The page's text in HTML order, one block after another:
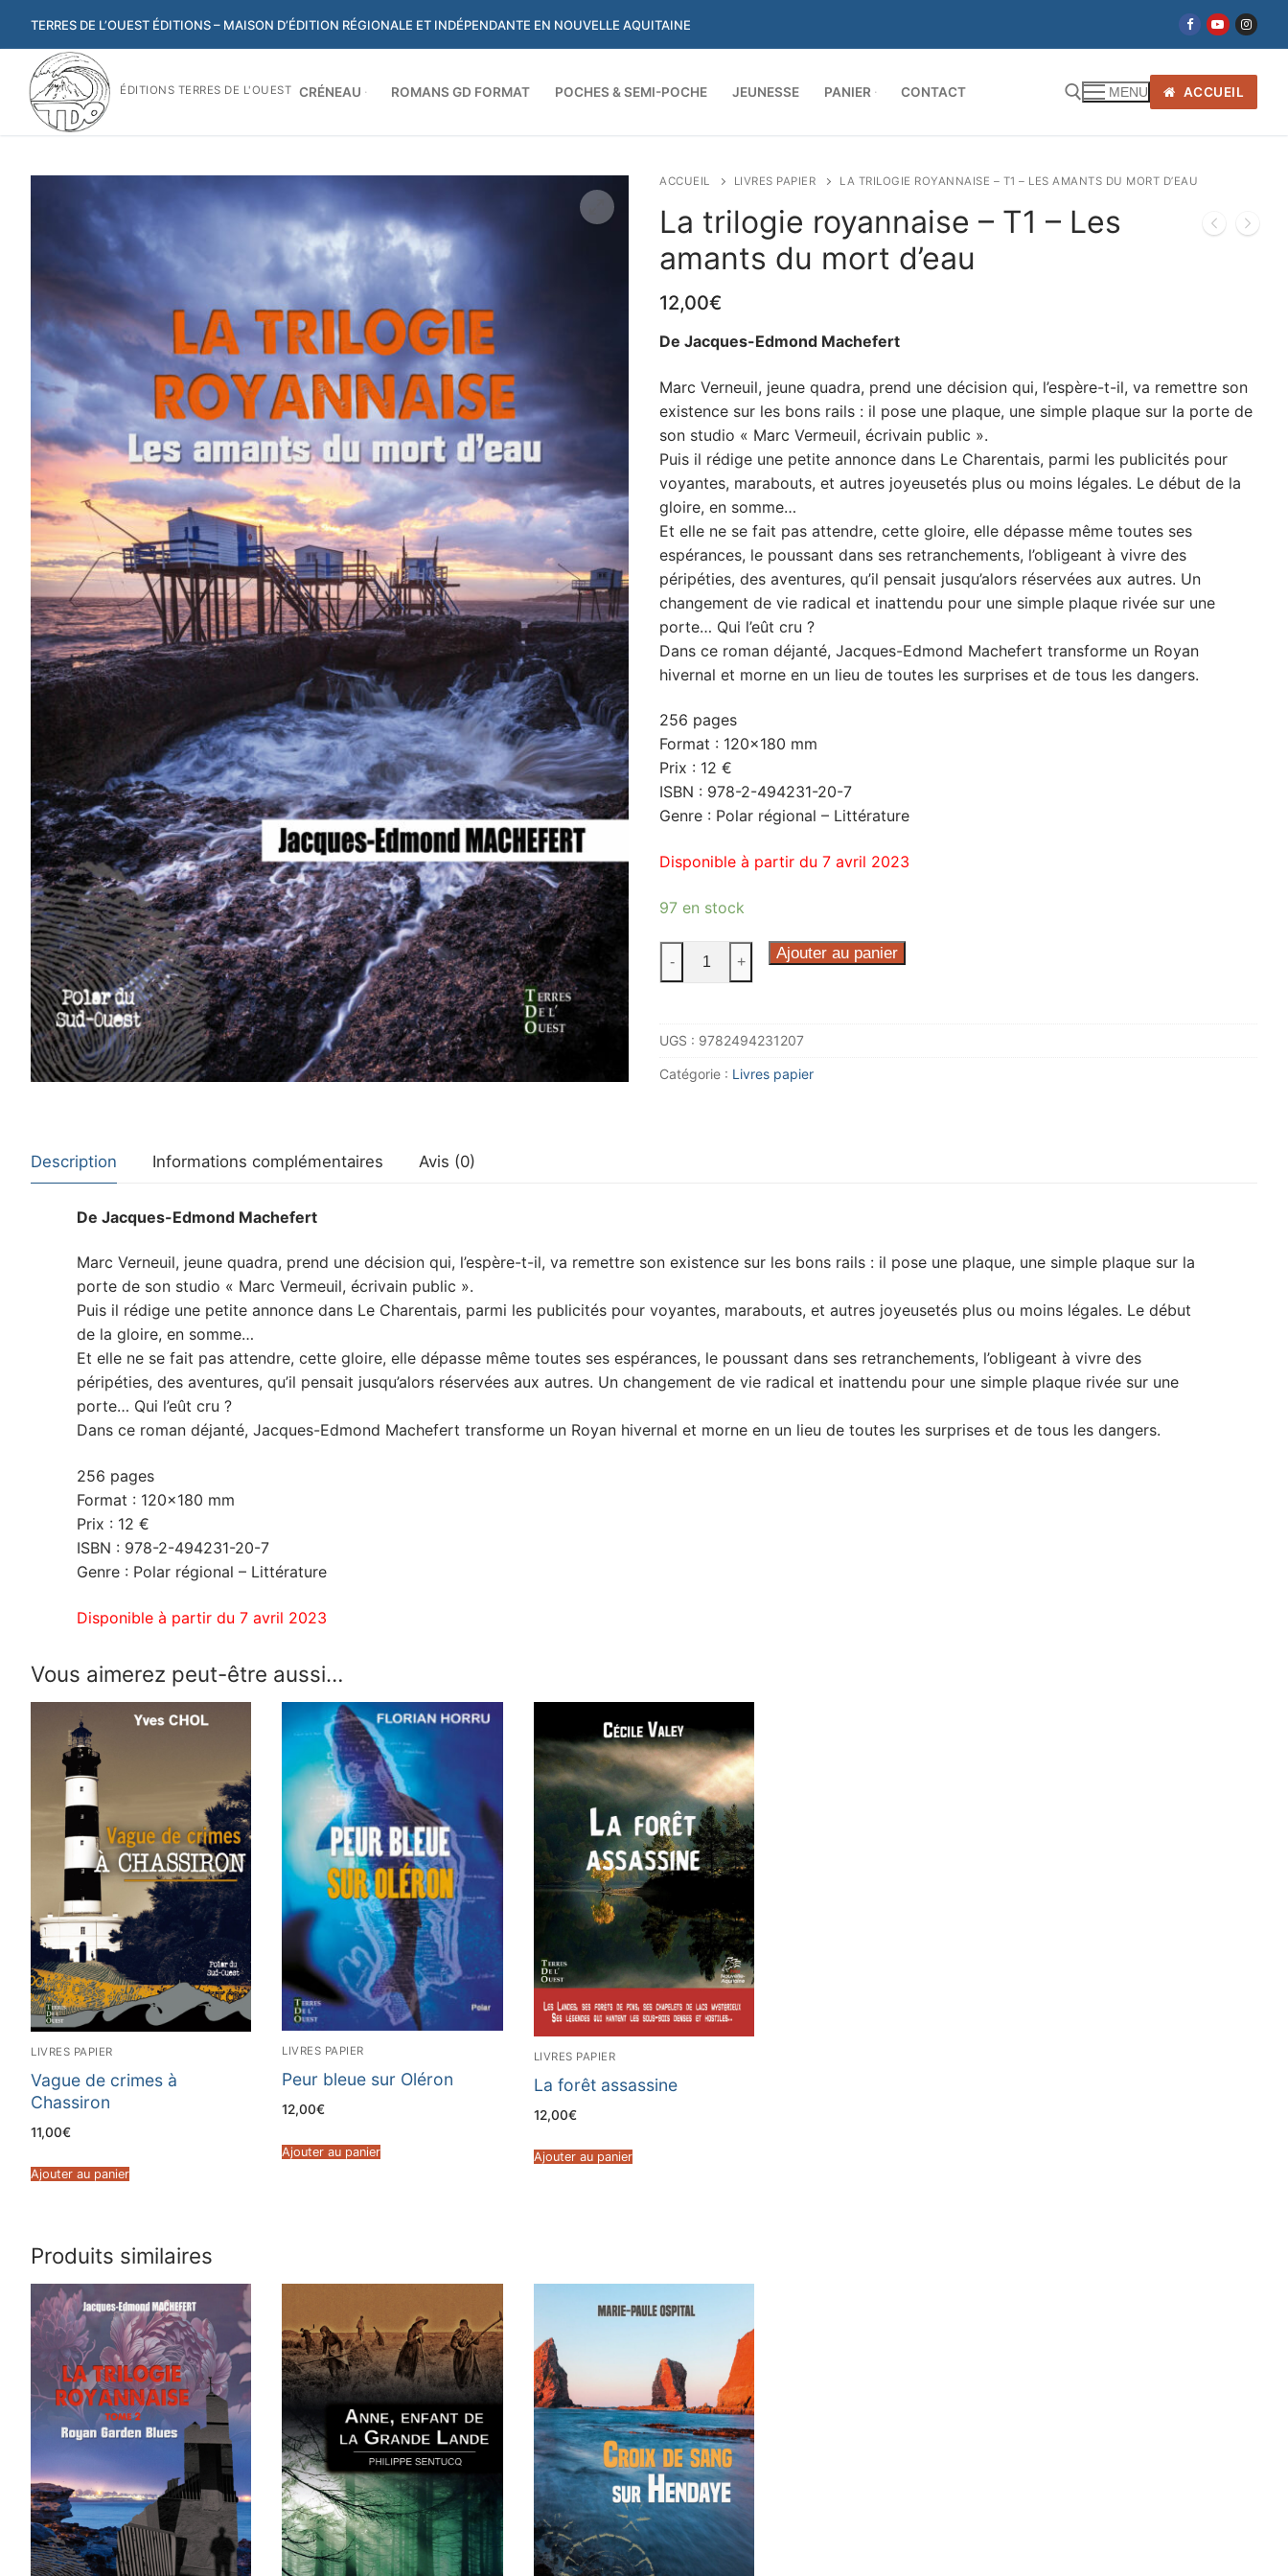
contenu
TERRES DE L’OUEST ÉDITIONS – MAISON D’ÉDITION RÉGIONALE ET INDÉPENDANTE EN NOUVELLE AQUITAINE
ÉDITIONS TERRES DE L'OUEST CRÉNEAU ROMANS GD FORMAT POCHES & SEMI-POCHE JEUNESSE PANIER CONTACT
Rechercher :
MENU ACCUEIL
ACCUEIL LIVRES PAPIER LA TRILOGIE ROYANNAISE – T1 – LES AMANTS DU MORT D’EAU
La trilogie royannaise – T1 – Les
amants du mort d’eau
12,00€
De Jacques-Edmond Machefert
Marc Verneuil, jeune quadra, prend une décision qui, l’espère-t-il, va remettre son
existence sur les bons rails : il pose une plaque, une simple plaque sur la porte de
son studio « Marc Vermeuil, écrivain public ».
Puis il rédige une petite annonce dans Le Charentais, parmi les publicités pour
voyantes, marabouts, et autres joyeusetés plus ou moins légales. Le début de la
gloire, en somme…
Et elle ne se fait pas attendre, cette gloire, elle dépasse même toutes ses
espérances, le poussant dans ses retranchements, l’obligeant à vivre des
péripéties, des aventures, qu’il pensait jusqu’alors réservées aux autres. Un
changement de vie radical et inattendu pour une simple plaque rivée sur une
porte… Qui l’eût cru ?
Dans ce roman déjanté, Jacques-Edmond Machefert transforme un Royan
hivernal et morne en un lieu de toutes les surprises et de tous les dangers.
256 pages
Format : 120×180 mm
Prix : 12 €
ISBN : 978-2-494231-20-7
Genre : Polar régional – Littérature
Disponible à partir du 7 avril 2023
97 en stock
quantité
de
royannaise
-
- + Ajouter au panier
UGS : 9782494231207
Catégorie : Livres papier
Description Informations complémentaires Avis (0)
De Jacques-Edmond Machefert
Marc Verneuil, jeune quadra, prend une décision qui, l’espère-t-il, va remettre son existence sur les bons rails : il pose une plaque, une simple plaque sur la
porte de son studio « Marc Vermeuil, écrivain public ».
Puis il rédige une petite annonce dans Le Charentais, parmi les publicités pour voyantes, marabouts, et autres joyeusetés plus ou moins légales. Le début
de la gloire, en somme…
Et elle ne se fait pas attendre, cette gloire, elle dépasse même toutes ses espérances, le poussant dans ses retranchements, l’obligeant à vivre des
péripéties, des aventures, qu’il pensait jusqu’alors réservées aux autres. Un changement de vie radical et inattendu pour une simple plaque rivée sur une
porte… Qui l’eût cru ?
Dans ce roman déjanté, Jacques-Edmond Machefert transforme un Royan hivernal et morne en un lieu de toutes les surprises et de tous les dangers.
256 pages
Format : 120×180 mm
Prix : 12 €
ISBN : 978-2-494231-20-7
Genre : Polar régional – Littérature
Disponible à partir du 7 avril 2023
Vous aimerez peut-être aussi…
LIVRES PAPIER
Vague de crimes à
Chassiron
11,00€
Ajouter au panier
LIVRES PAPIER
Peur bleue sur Oléron
12,00€
Ajouter au panier
LIVRES PAPIER
La forêt assassine
12,00€
Ajouter au panier
Produits similaires